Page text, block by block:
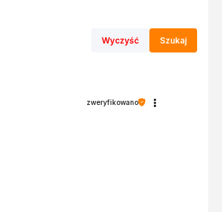
Wyczyść Szukaj
zweryfikowano